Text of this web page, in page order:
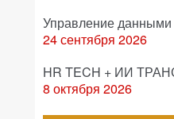
Управление
24 сентября 2026
HR TECH + ИИ
8 октября 2026